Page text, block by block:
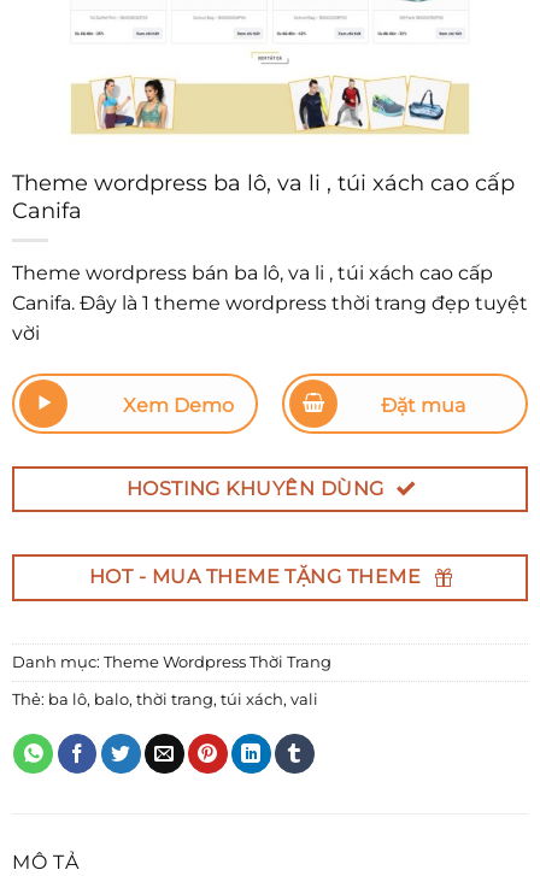
Theme wordpress ba lô, va li , túi xách cao cấp
Canifa
Theme wordpress bán ba lô, va li , túi xách cao cấp
Canifa. Đây là 1 theme wordpress thời trang đẹp tuyệt
vời
Xem Demo Đặt mua
HOSTING KHUYÊN DÙNG
HOT - MUA THEME TẶNG THEME
Danh mục: Theme Wordpress Thời Trang
Thẻ: ba lô, balo, thời trang, túi xách, vali
MÔ TẢ